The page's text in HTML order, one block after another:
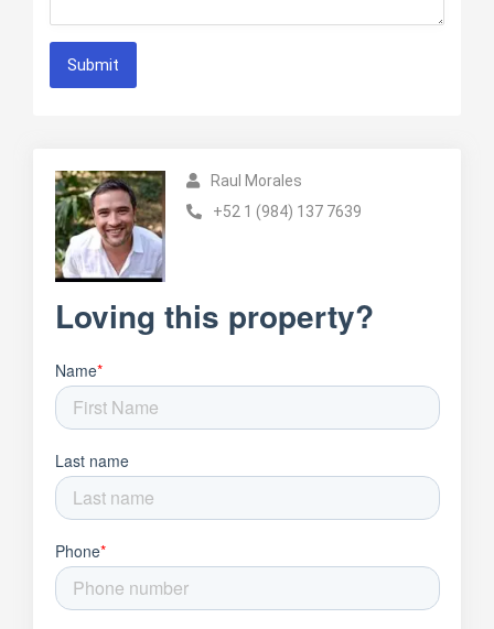
Submit
Raul Morales
+52 1 (984) 137 7639